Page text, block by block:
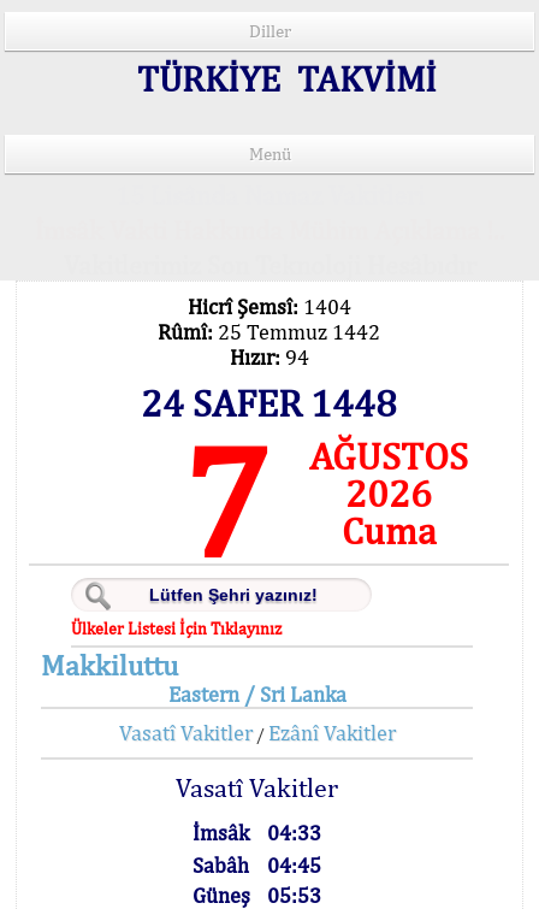
Diller
TÜRKİYE TAKVİMİ
Menü
Hicrî Şemsî: 1404
Rûmî: 25 Temmuz 1442
Hızır: 94
24 SAFER 1448
7
AĞUSTOS
2026
Cuma
Ülkeler Listesi İçin Tıklayınız
Makkiluttu
Eastern / Sri Lanka
Vasatî Vakitler/ Ezânî Vakitler
Vasatî Vakitler
İmsâk
04:33
Sabâh
04:45
Güneş
05:53